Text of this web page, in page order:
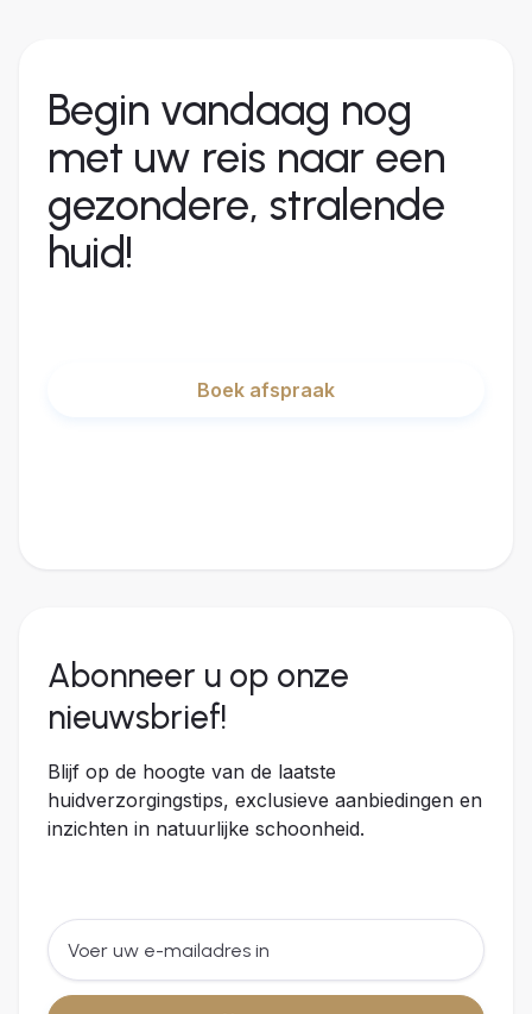
Begin vandaag nog
met uw reis naar een
gezondere, stralende
huid!
Boek afspraak
Abonneer u op onze
nieuwsbrief!
Blijf op de hoogte van de laatste
huidverzorgingstips, exclusieve aanbiedingen en
inzichten in natuurlijke schoonheid.